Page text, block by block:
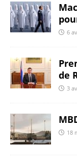
6
de
3
18